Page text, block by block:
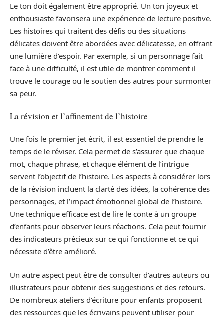
Le ton doit également être approprié. Un ton joyeux et
enthousiaste favorisera une expérience de lecture positive.
Les histoires qui traitent des défis ou des situations
délicates doivent être abordées avec délicatesse, en offrant
une lumière d’espoir. Par exemple, si un personnage fait
face à une difficulté, il est utile de montrer comment il
trouve le courage ou le soutien des autres pour surmonter
sa peur.
La révision et l’affinement de l’histoire
Une fois le premier jet écrit, il est essentiel de prendre le
temps de le réviser. Cela permet de s’assurer que chaque
mot, chaque phrase, et chaque élément de l’intrigue
servent l’objectif de l’histoire. Les aspects à considérer lors
de la révision incluent la clarté des idées, la cohérence des
personnages, et l’impact émotionnel global de l’histoire.
Une technique efficace est de lire le conte à un groupe
d’enfants pour observer leurs réactions. Cela peut fournir
des indicateurs précieux sur ce qui fonctionne et ce qui
nécessite d’être amélioré.
Un autre aspect peut être de consulter d’autres auteurs ou
illustrateurs pour obtenir des suggestions et des retours.
De nombreux ateliers d’écriture pour enfants proposent
des ressources que les écrivains peuvent utiliser pour